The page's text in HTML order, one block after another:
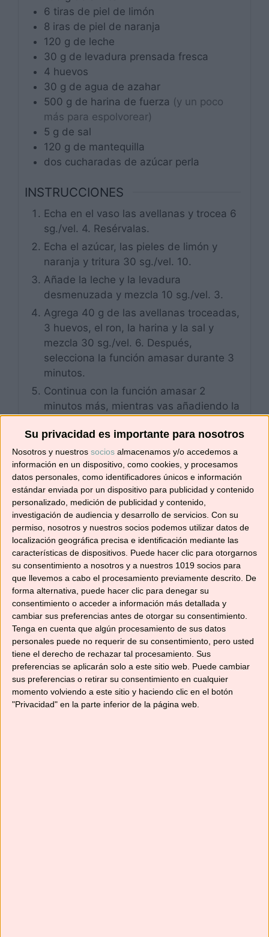
Su privacidad es importante para nosotros
Nosotros y nuestros socios almacenamos y/o accedemos a
información en un dispositivo, como cookies, y procesamos
datos personales, como identificadores únicos e información
estándar enviada por un dispositivo para publicidad y contenido
personalizado, medición de publicidad y contenido,
investigación de audiencia y desarrollo de servicios. Con su
permiso, nosotros y nuestros socios podemos utilizar datos de
localización geográfica precisa e identificación mediante las
características de dispositivos. Puede hacer clic para otorgarnos
su consentimiento a nosotros y a nuestros 1019 socios para
que llevemos a cabo el procesamiento previamente descrito. De
forma alternativa, puede hacer clic para denegar su
consentimiento o acceder a información más detallada y
cambiar sus preferencias antes de otorgar su consentimiento.
Tenga en cuenta que algún procesamiento de sus datos
personales puede no requerir de su consentimiento, pero usted
tiene el derecho de rechazar tal procesamiento. Sus
preferencias se aplicarán solo a este sitio web. Puede cambiar
sus preferencias o retirar su consentimiento en cualquier
momento volviendo a este sitio y haciendo clic en el botón
"Privacidad" en la parte inferior de la página web.
6 tiras de piel de limón
8 iras de piel de naranja
120 g de leche
30 g de levadura prensada fresca
4 huevos
30 g de agua de azahar
500 g de harina de fuerza (y un poco
más para espolvorear)
5 g de sal
120 g de mantequilla
dos cucharadas de azúcar perla
INSTRUCCIONES
Echa en el vaso las avellanas y trocea 6
sg./vel. 4. Resérvalas.
Echa el azúcar, las pieles de limón y
naranja y tritura 30 sg./vel. 10.
Añade la leche y la levadura
desmenuzada y mezcla 10 sg./vel. 3.
Agrega 40 g de las avellanas troceadas,
3 huevos, el ron, la harina y la sal y
mezcla 30 sg./vel. 6. Después,
selecciona la función amasar durante 3
minutos.
Continua con la función amasar 2
minutos más, mientras vas añadiendo la
reposar la masa durante 1 hora dentro
del vaso. Forra la bandeja del horno con
papel de hornear y reserva.
Baja los ingredientes con la espátula
hacia el fondo del vaso y amasa
nuevamente durante 1 minuto. Vuelca la
masa sobre una superficie espolvoreada
con harina. Haz una bola y divídela en
tres partes iguales. Forma con cada
parte un cilindro de unos 80 cm de largo
y trénzalos.
Traslada la trenza formando un círculo a
la bandeja de horno. Pinta la superficie
con un huevo batido y reserva en un
lugar templado y libre de corrientes de
aire hasta que doble su volumen (aprox.
1 hora).
Precaliente el horno a 200°C.